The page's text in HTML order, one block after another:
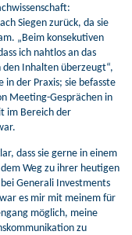
Siegen zurück, da sie
„Beim konsekutiven
ich nahtlos an das
Inhalten überzeugt“,
in der Praxis; sie befasste
Meeting-Gesprächen in
im Bereich der
dass sie gerne in einem
Weg zu ihrer heutigen
Generali Investments
es mir mit meinem für
möglich, meine
zu